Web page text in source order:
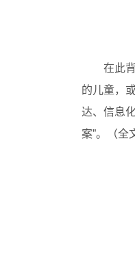
在此
的儿童，
达、信息
案”。（全